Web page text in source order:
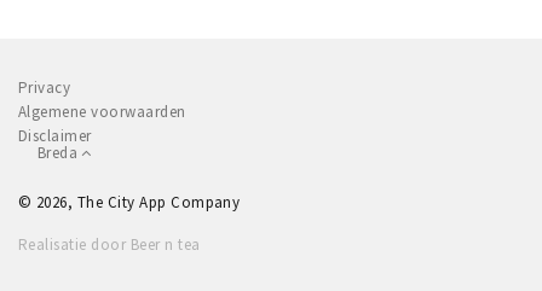
Privacy
Algemene voorwaarden
Disclaimer
Breda
© 2026, The City App Company
Realisatie door Beer n tea